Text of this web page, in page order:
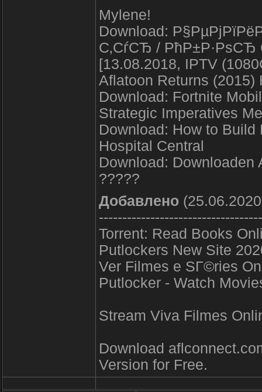
Mylene!
Download:
С‚СѓСЂ / РћР±Р·РѕСЂ
[13.08.2018, IPTV
Aflatoon Returns (2015)
Download: Fortnite
Strategic Imperatives
Download: How to
Hospital Central
Download: Downloaden
?????
Добавлено
Torrent: Read Books
Putlockers New Site
Ver Filmes e SГ©ries
Putlocker - Watch
Stream Viva Filmes
Download
Version for Free.